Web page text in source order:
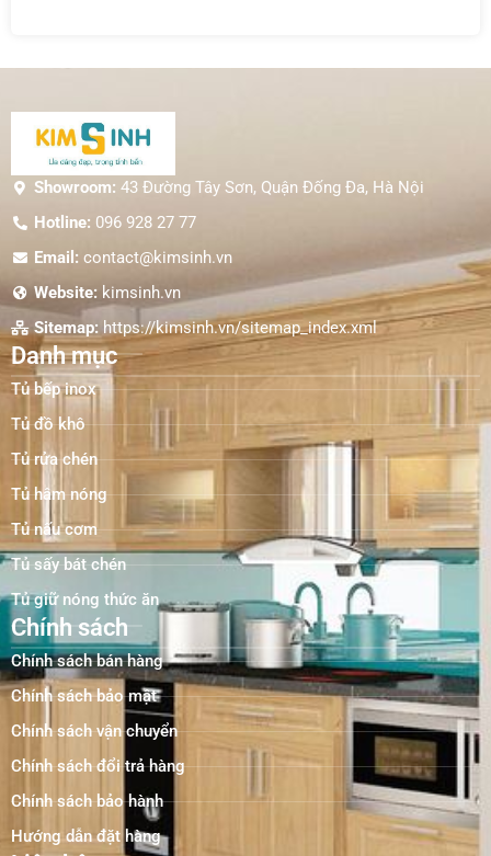
Showroom: 43 Đường Tây Sơn, Quận Đống Đa, Hà Nội
Hotline: 096 928 27 77
Email:contact@kimsinh.vn
Website: kimsinh.vn
Sitemap:https://kimsinh.vn/sitemap_index.xml
Danh mục
Tủ bếp inox
Tủ đồ khô
Tủ rửa chén
Tủ hâm nóng
Tủ nấu cơm
Tủ sấy bát chén
Tủ giữ nóng thức ăn
Chính sách
Chính sách bán hàng
Chính sách bảo mật
Chính sách vận chuyển
Chính sách đổi trả hàng
Chính sách bảo hành
Hướng dẫn đặt hàng